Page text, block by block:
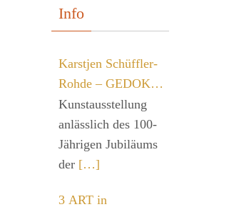
Info
Karstjen Schüffler-
Rohde – GEDOK
par excellence
Kunstausstellung
anlässlich des 100-
Jährigen Jubiläums
der […]
3 ART in